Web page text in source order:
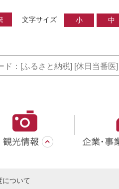
文字サイズ 小 中
ついて